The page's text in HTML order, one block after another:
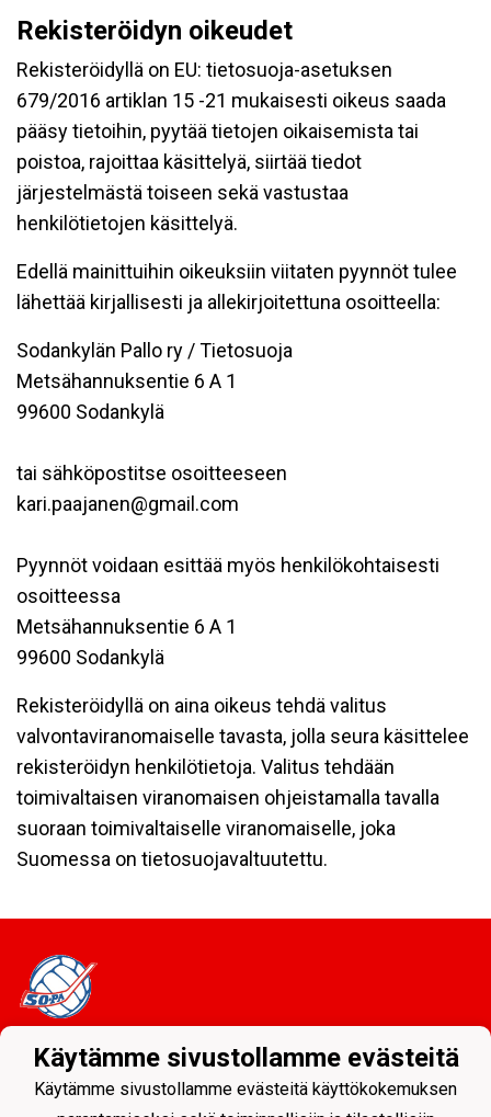
Rekisteröidyn oikeudet
Rekisteröidyllä on EU: tietosuoja-asetuksen
679/2016 artiklan 15 -21 mukaisesti oikeus saada
pääsy tietoihin, pyytää tietojen oikaisemista tai
poistoa, rajoittaa käsittelyä, siirtää tiedot
järjestelmästä toiseen sekä vastustaa
henkilötietojen käsittelyä.
Edellä mainittuihin oikeuksiin viitaten pyynnöt tulee
lähettää kirjallisesti ja allekirjoitettuna osoitteella:
Sodankylän Pallo ry / Tietosuoja
Metsähannuksentie 6 A 1
99600 Sodankylä
tai sähköpostitse osoitteeseen
kari.paajanen@gmail.com
Pyynnöt voidaan esittää myös henkilökohtaisesti
osoitteessa
Metsähannuksentie 6 A 1
99600 Sodankylä
Rekisteröidyllä on aina oikeus tehdä valitus
valvontaviranomaiselle tavasta, jolla seura käsittelee
rekisteröidyn henkilötietoja. Valitus tehdään
toimivaltaisen viranomaisen ohjeistamalla tavalla
suoraan toimivaltaiselle viranomaiselle, joka
Suomessa on tietosuojavaltuutettu.
Tietosuojaseloste
Käytämme sivustollamme evästeitä
Käytämme sivustollamme evästeitä käyttökokemuksen